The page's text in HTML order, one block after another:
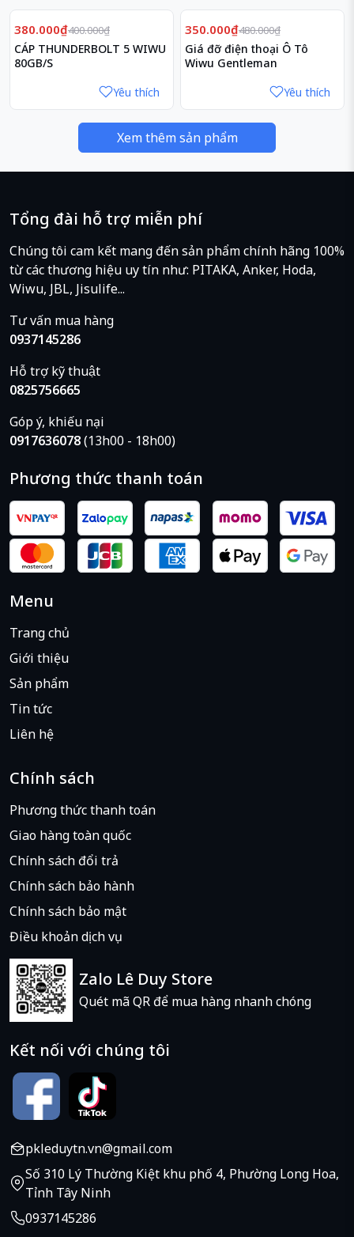
Giảm5%
380.000₫400.000₫
CÁP THUNDERBOLT 5 WIWU
80GB/S
Yêu thích
Giảm27%
350.000₫480.000₫
Giá đỡ điện thoại Ô Tô
Wiwu Gentleman
Yêu thích
Xem thêm sản phẩm
Tổng đài hỗ trợ miễn phí
Chúng tôi cam kết mang đến sản phẩm chính hãng 100%
từ các thương hiệu uy tín như: PITAKA, Anker, Hoda,
Wiwu, JBL, Jisulife...
Tư vấn mua hàng
0937145286
Hỗ trợ kỹ thuật
0825756665
Góp ý, khiếu nại
0917636078(13h00 - 18h00)
Phương thức thanh toán
Menu
Trang chủ
Giới thiệu
Sản phẩm
Tin tức
Liên hệ
Chính sách
Phương thức thanh toán
Giao hàng toàn quốc
Chính sách đổi trả
Chính sách bảo hành
Chính sách bảo mật
Điều khoản dịch vụ
Zalo Lê Duy Store
Quét mã QR để mua hàng nhanh chóng
Kết nối với chúng tôi
pkleduytn.vn@gmail.com
Số 310 Lý Thường Kiệt khu phố 4, Phường Long Hoa,
Tỉnh Tây Ninh
0937145286